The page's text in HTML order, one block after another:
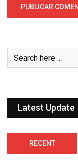
Latest Update
RECENT